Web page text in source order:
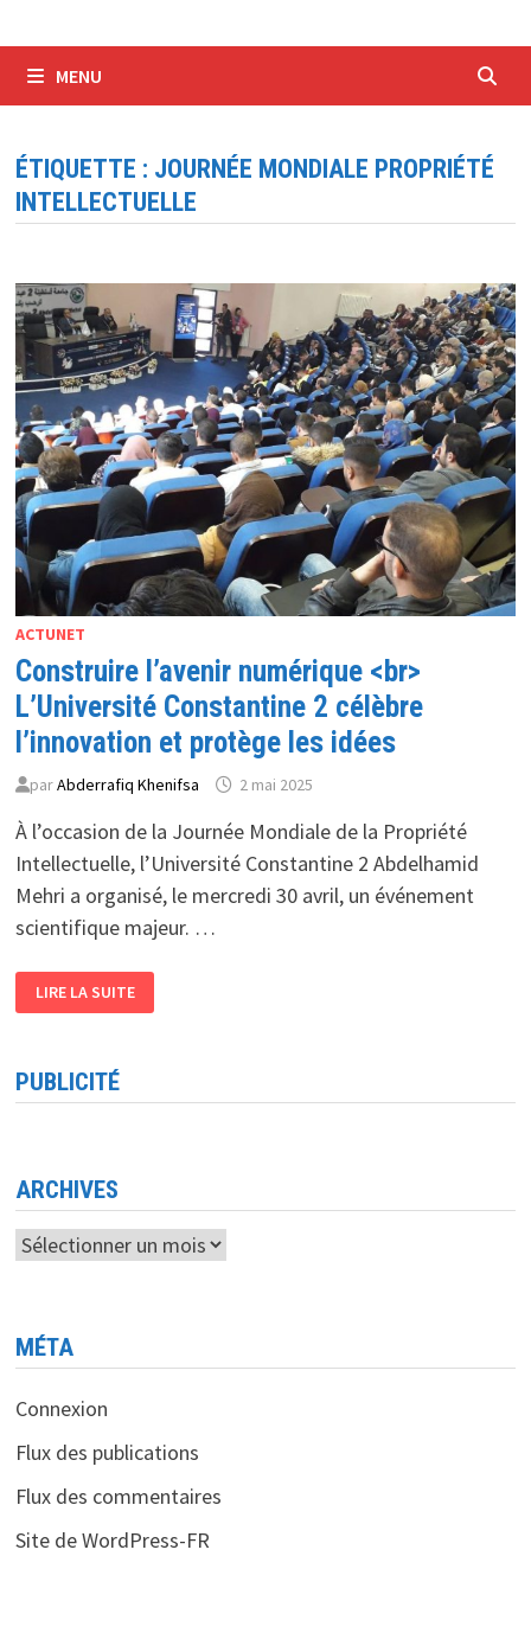
MENU
ÉTIQUETTE : JOURNÉE MONDIALE PROPRIÉTÉ
INTELLECTUELLE
ACTUNET
Construire l’avenir numérique <br>
L’Université Constantine 2 célèbre
l’innovation et protège les idées
parAbderrafiq Khenifsa 2 mai 2025
À l’occasion de la Journée Mondiale de la Propriété
Intellectuelle, l’Université Constantine 2 Abdelhamid
Mehri a organisé, le mercredi 30 avril, un événement
scientifique majeur. …
L’AVENIR
NUMÉRIQUE
CONSTANTINE
2
CÉLÈBRE
IDÉES
LIRE LA SUITE
PUBLICITÉ
ARCHIVES
Archives
MÉTA
Connexion
Flux des publications
Flux des commentaires
Site de WordPress-FR